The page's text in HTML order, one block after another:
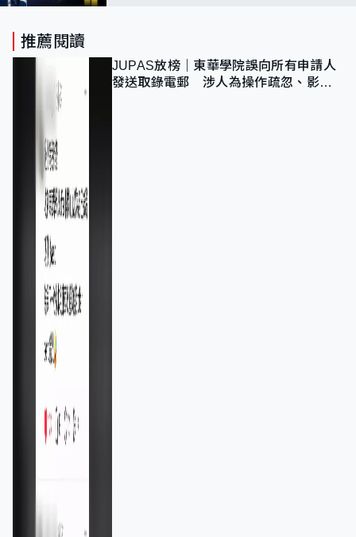
推薦閱讀
JUPAS放榜｜東華學院誤向所有申請人
發送取錄電郵 涉人為操作疏忽、影響